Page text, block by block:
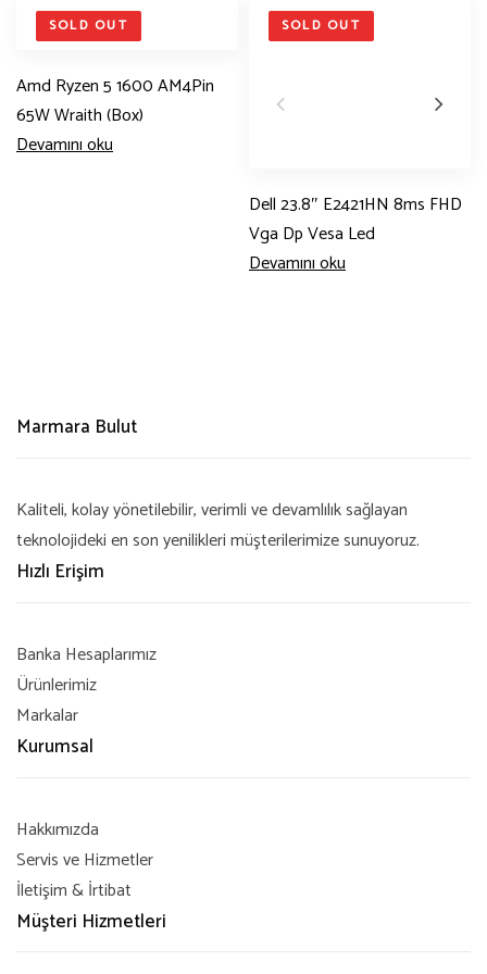
SOLD OUT
Amd Ryzen 5 1600 AM4Pin
65W Wraith (Box)
Devamını oku
SOLD OUT
Dell 23.8″ E2421HN 8ms FHD
Vga Dp Vesa Led
Devamını oku
Marmara Bulut
Kaliteli, kolay yönetilebilir, verimli ve devamlılık sağlayan
teknolojideki en son yenilikleri müşterilerimize sunuyoruz.
Hızlı Erişim
Banka Hesaplarımız
Ürünlerimiz
Markalar
Kurumsal
Hakkımızda
Servis ve Hizmetler
İletişim & İrtibat
Müşteri Hizmetleri